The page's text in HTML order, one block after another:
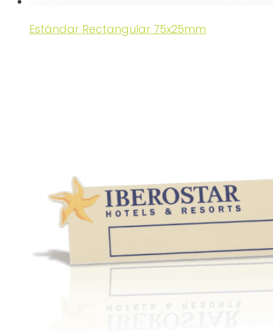
Estándar Rectangular 75x25mm